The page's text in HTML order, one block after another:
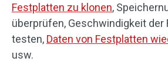
Festplatten zu klonen,
überprüfen, Geschwindigkeit der
testen, Daten von Festplatten
usw.